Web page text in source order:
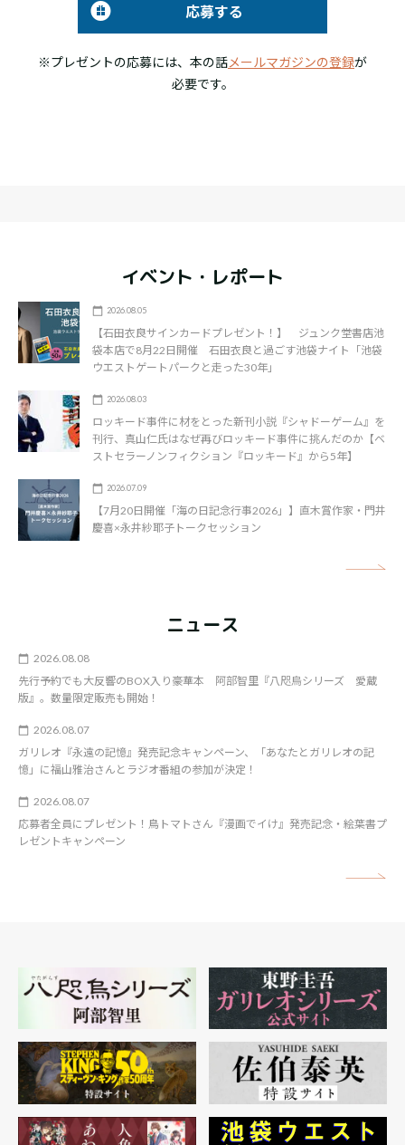
応募する
※プレゼントの応募には、本の話メールマガジンの登録が
必要です。
イベント・レポート
2026.08.05
【石田衣良サインカードプレゼント！】 ジュンク堂書店池
袋本店で8月22日開催 石田衣良と過ごす池袋ナイト「池袋
ウエストゲートパークと走った30年」
2026.08.03
ロッキード事件に材をとった新刊小説『シャドーゲーム』を
刊行、真山仁氏はなぜ再びロッキード事件に挑んだのか【ベ
ストセラーノンフィクション『ロッキード』から5年】
2026.07.09
【7月20日開催「海の日記念行事2026」】直木賞作家・門井
慶喜×永井紗耶子トークセッション
ニュース
2026.08.08
先行予約でも大反響のBOX入り豪華本 阿部智里『八咫烏シリーズ 愛蔵
版』。数量限定販売も開始！
2026.08.07
ガリレオ『永遠の記憶』発売記念キャンペーン、「あなたとガリレオの記
憶」に福山雅治さんとラジオ番組の参加が決定！
2026.08.07
応募者全員にプレゼント！鳥トマトさん『漫画でイけ』発売記念・絵葉書プ
レゼントキャンペーン